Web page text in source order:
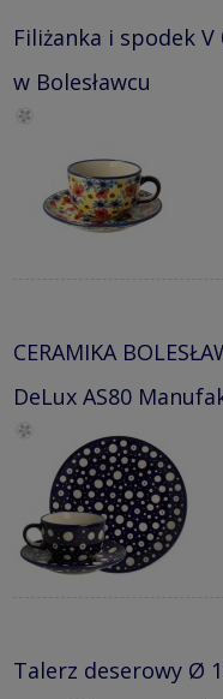
Filiżanka i spodek
w Bolesławcu
CERAMIKA
DeLux AS80
Talerz deserowy Ø